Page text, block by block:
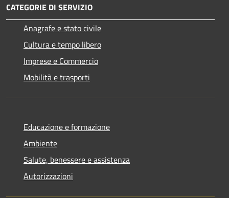
CATEGORIE DI SERVIZIO
Anagrafe e stato civile
Cultura e tempo libero
Imprese e Commercio
Mobilità e trasporti
Educazione e formazione
Ambiente
Salute, benessere e assistenza
Autorizzazioni